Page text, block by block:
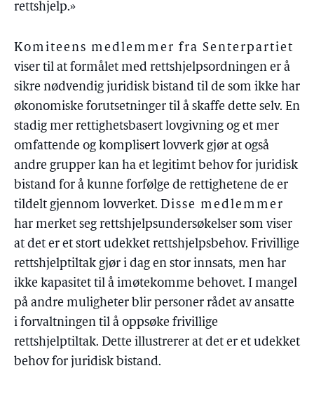
rettshjelp.»
Komiteens medlemmer fra Senterpartiet
viser til at formålet med rettshjelpsordningen er å
sikre nødvendig juridisk bistand til de som ikke har
økonomiske forutsetninger til å skaffe dette selv. En
stadig mer rettighetsbasert lovgivning og et mer
omfattende og komplisert lovverk gjør at også
andre grupper kan ha et legitimt behov for juridisk
bistand for å kunne forfølge de rettighetene de er
tildelt gjennom lovverket. Disse medlemmer
har merket seg rettshjelpsundersøkelser som viser
at det er et stort udekket rettshjelpsbehov. Frivillige
rettshjelptiltak gjør i dag en stor innsats, men har
ikke kapasitet til å imøtekomme behovet. I mangel
på andre muligheter blir personer rådet av ansatte
i forvaltningen til å oppsøke frivillige
rettshjelptiltak. Dette illustrerer at det er et udekket
behov for juridisk bistand.